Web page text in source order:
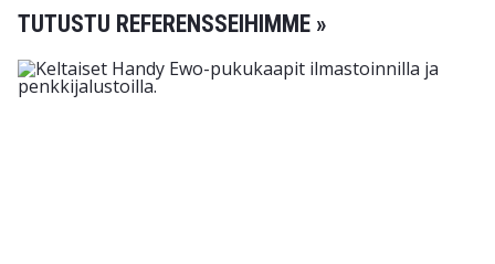
TUTUSTU REFERENSSEIHIMME »